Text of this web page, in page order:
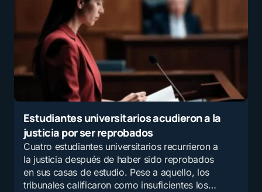
Estudiantes universitarios acudieron a la
justicia por ser reprobados
Cuatro estudiantes universitarios recurrieron a
la justicia después de haber sido reprobados
en sus casas de estudio. Pese a aquello, los
tribunales calificaron como insuficientes los…